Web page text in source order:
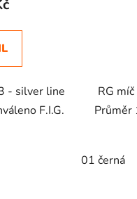
- silver line
F.I.G.
RG
Průměr
01 černá